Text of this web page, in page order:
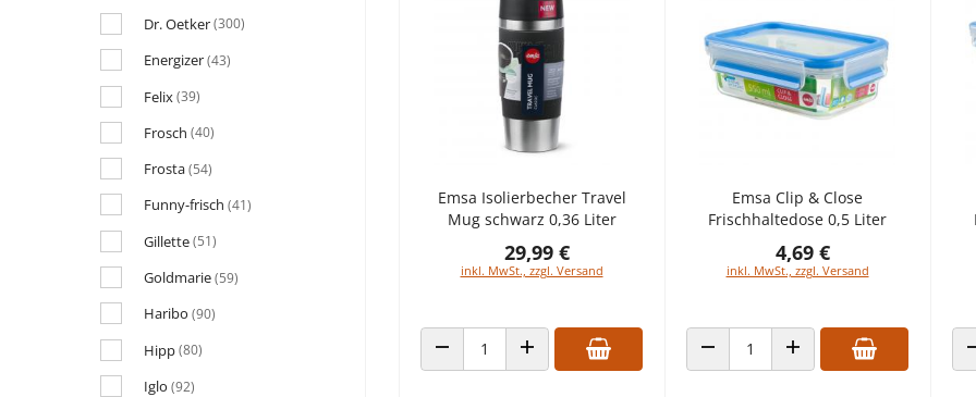
Dr. Oetker(300)
Energizer(43)
Felix(39)
Frosch (40)
Frosta(54)
Funny-frisch (41)
Gillette(51)
Goldmarie(59)
Haribo (90)
Hipp(80)
Iglo (92)
Emsa Isolierbecher Travel
Mug schwarz 0,36 Liter
29,99 €
inkl. MwSt., zzgl. Versand
ANZAHL VERRINGERNANZAHL ERHÖHEN
Emsa Clip & Close
Frischhaltedose 0,5 Liter
4,69 €
inkl. MwSt., zzgl. Versand
ANZAHL VERRINGERNANZAHL ERHÖHEN